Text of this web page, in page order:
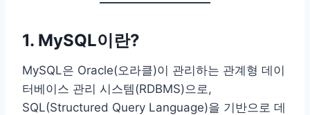
1. MySQL이란?
MySQL은 Oracle(오라클)이 관리하는 관계형 데이
터베이스 관리 시스템(RDBMS)으로,
SQL(Structured Query Language)을 기반으로 데